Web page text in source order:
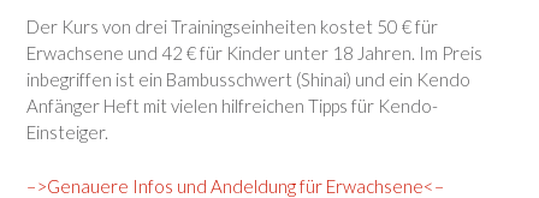
Der Kurs von drei Trainingseinheiten kostet 50 € für
Erwachsene und 42 € für Kinder unter 18 Jahren. Im Preis
inbegriffen ist ein Bambusschwert (Shinai) und ein Kendo
Anfänger Heft mit vielen hilfreichen Tipps für Kendo-
Einsteiger.
–>Genauere Infos und Andeldung für Erwachsene<–